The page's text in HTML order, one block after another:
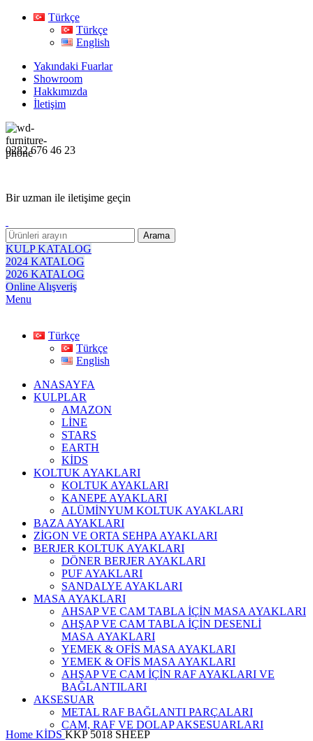
Türkçe
Türkçe
English
Yakındaki Fuarlar
Showroom
Hakkımızda
İletişim
0282 676 46 23
Bir uzman ile iletişime geçin
Arama
KULP KATALOG
2024 KATALOG
2026 KATALOG
Online Alışveriş
Menu
Türkçe
Türkçe
English
ANASAYFA
KULPLAR
AMAZON
LİNE
STARS
EARTH
KİDS
KOLTUK AYAKLARI
KOLTUK AYAKLARI
KANEPE AYAKLARI
ALÜMİNYUM KOLTUK AYAKLARI
BAZA AYAKLARI
ZİGON VE ORTA SEHPA AYAKLARI
BERJER KOLTUK AYAKLARI
DÖNER BERJER AYAKLARI
PUF AYAKLARI
SANDALYE AYAKLARI
MASA AYAKLARI
AHSAP VE CAM TABLA İÇİN MASA AYAKLARI
AHŞAP VE CAM TABLA İÇİN DESENLİ
MASA AYAKLARI
YEMEK & OFİS MASA AYAKLARI
YEMEK & OFİS MASA AYAKLARI
AHŞAP VE CAM İÇİN RAF AYAKLARI VE
BAĞLANTILARI
AKSESUAR
METAL RAF BAĞLANTI PARÇALARI
CAM, RAF VE DOLAP AKSESUARLARI
Home KİDS KKP 5018 SHEEP